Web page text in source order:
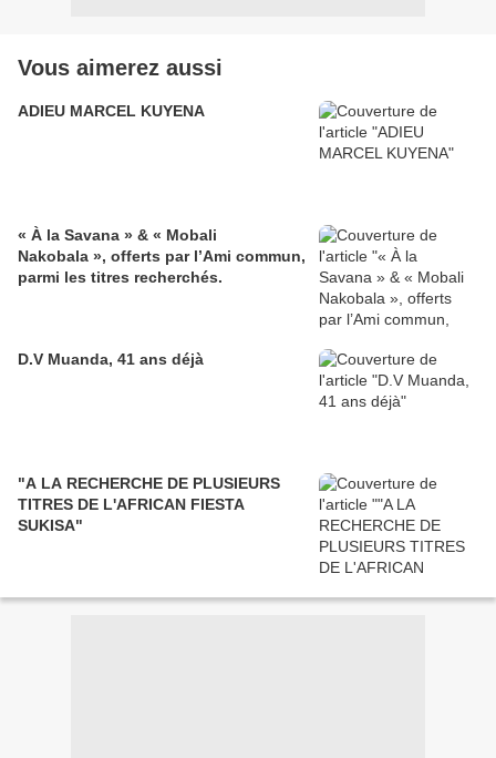
Vous aimerez aussi
ADIEU MARCEL KUYENA
« À la Savana » & « Mobali
Nakobala », offerts par l’Ami commun,
parmi les titres recherchés.
D.V Muanda, 41 ans déjà
"A LA RECHERCHE DE PLUSIEURS
TITRES DE L'AFRICAN FIESTA
SUKISA"